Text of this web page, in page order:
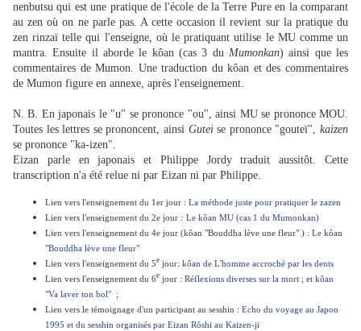
nenbutsu qui est une pratique de l'école de la Terre Pure en la comparant
au zen où on ne parle pas. A cette occasion il revient sur la pratique du
zen rinzaï telle qui l'enseigne, où le pratiquant utilise le MU comme un
mantra.Ensuite il aborde le kôan(cas 3 duMumonkan)ainsi que les
commentaires de Mumon. Une traduction du kôan et des commentaires
de Mumon figure en annexe, après l'enseignement.
N. B. En japonais le "u" se prononce "ou", ainsi MU se prononce MOU.
Toutes les lettres se prononcent, ainsi Guteise prononce "gouteï",kaizen
se prononce "ka-izen".
Eizan parle en japonais et Philippe Jordy traduit aussitôt. Cette
transcription n'a été relue ni par Eizan ni par Philippe.
Lien vers l'enseignement du 1er jour : La méthode juste pour pratiquer le zazen
Lien vers l'enseignement du 2e jour : Le kôan MU (cas 1 du Mumonkan)
Lien vers l'enseignement du 4e jour (kôan "Bouddha lève une fleur" ) : Le kôan
"Bouddha lève une fleur"
Lien vers l'enseignement du 5e jour: kôan de L'homme accroché par les dents
Lien vers l'enseignement du 6e jour : Réflexions diverses sur la mort ; et kôan
"Va laver ton bol" ;
Lien vers le témoignage d'un participant au sesshin : Echo du voyage au Japon
1995 et du sesshin organisés par Eizan Rôshi au Kaizen-ji